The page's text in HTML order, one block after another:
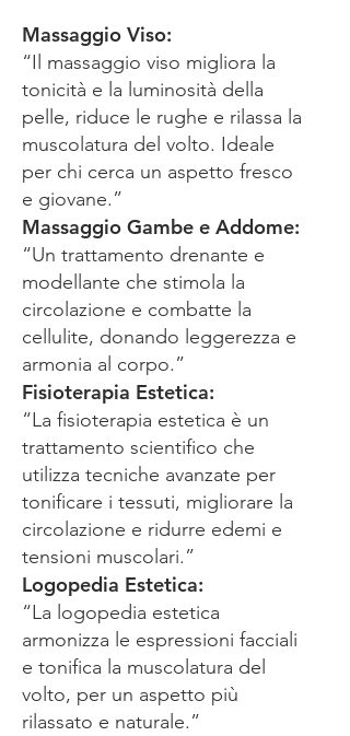
Massaggio Viso:
“Il massaggio viso migliora la
tonicità e la luminosità della
pelle, riduce le rughe e rilassa la
muscolatura del volto. Ideale
per chi cerca un aspetto fresco
e giovane.”
Massaggio Gambe e Addome:
“Un trattamento drenante e
modellante che stimola la
circolazione e combatte la
cellulite, donando leggerezza e
armonia al corpo.”
Fisioterapia Estetica:
“La fisioterapia estetica è un
trattamento scientifico che
utilizza tecniche avanzate per
tonificare i tessuti, migliorare la
circolazione e ridurre edemi e
tensioni muscolari.”
Logopedia Estetica:
“La logopedia estetica
armonizza le espressioni facciali
e tonifica la muscolatura del
volto, per un aspetto più
rilassato e naturale.”